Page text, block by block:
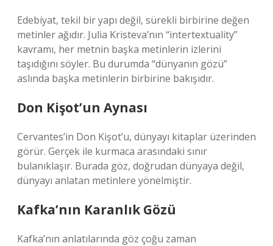
Edebiyat, tekil bir yapı değil, sürekli birbirine değen
metinler ağıdır. Julia Kristeva’nın “intertextuality”
kavramı, her metnin başka metinlerin izlerini
taşıdığını söyler. Bu durumda “dünyanın gözü”
aslında başka metinlerin birbirine bakışıdır.
Don Kişot’un Aynası
Cervantes’in Don Kişot’u, dünyayı kitaplar üzerinden
görür. Gerçek ile kurmaca arasındaki sınır
bulanıklaşır. Burada göz, doğrudan dünyaya değil,
dünyayı anlatan metinlere yönelmiştir.
Kafka’nın Karanlık Gözü
Kafka’nın anlatılarında göz çoğu zaman